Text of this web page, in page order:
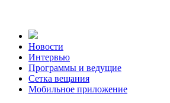
Новости
Интервью
Программы и ведущие
Сетка вещания
Мобильное приложение